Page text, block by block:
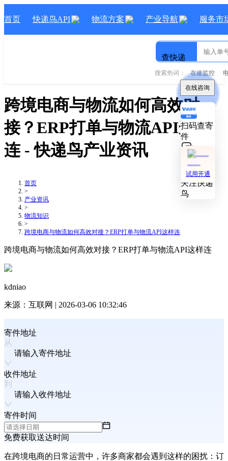
在线咨询
扫码查寄
件
技术对接
关注快递
鸟
试用开通
首页 快递鸟API 物流方案 产业导航 服务市
查快递
搜索热词： 在途监控
跨境电商与物流如何高效对
接？ERP打单与物流API这样
连 - 快递鸟产业资讯
首页
>
产业资讯
>
物流知识
>
跨境电商与物流如何高效对接？ERP打单与物流API这样连
跨境电商与物流如何高效对接？ERP打单与物流API这样连
kdniao
来源： 互联网 | 2026-03-06 10:32:46
寄件地址
请输入寄件地址
收件地址
请输入收件地址
寄件时间
免费获取送达时间
在跨境电商的日常运营中，许多商家都会遇到这样的困扰：订
在线咨询
扫码查寄
件
技术对接
关注快递
鸟
试用开通